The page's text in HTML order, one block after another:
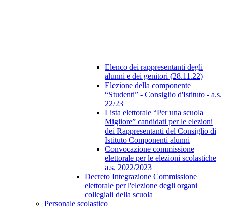
Elenco dei rappresentanti degli
alunni e dei genitori (28.11.22)
Elezione della componente
“Studenti” - Consiglio d'Istituto - a.s.
22/23
Lista elettorale “Per una scuola
Migliore” candidati per le elezioni
dei Rappresentanti del Consiglio di
Istituto Componenti alunni
Convocazione commissione
elettorale per le elezioni scolastiche
a.s. 2022/2023
Decreto Integrazione Commissione
elettorale per l'elezione degli organi
collegiali della scuola
Personale scolastico